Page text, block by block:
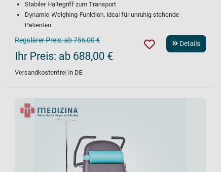
Stabiler Haltegriff zum Transport
Dynamic-Weighing-Funktion, ideal für unruhig stehende
Patienten.
Regulärer Preis:ab 756,00 €
Ihr Preis: ab 688,00 €
Versandkostenfrei in DE
Details